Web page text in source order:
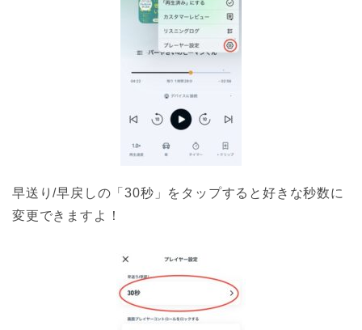
早送り/早戻しの「30秒」をタップすると好きな秒数に
変更できますよ！